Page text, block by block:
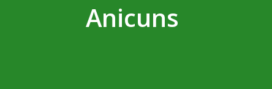
Anicuns